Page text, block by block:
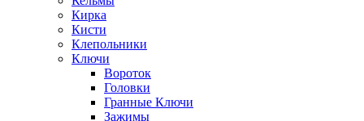
Кирка
Кисти
Клепольники
Ключи
Вороток
Головки
Гранные Ключи
Зажимы